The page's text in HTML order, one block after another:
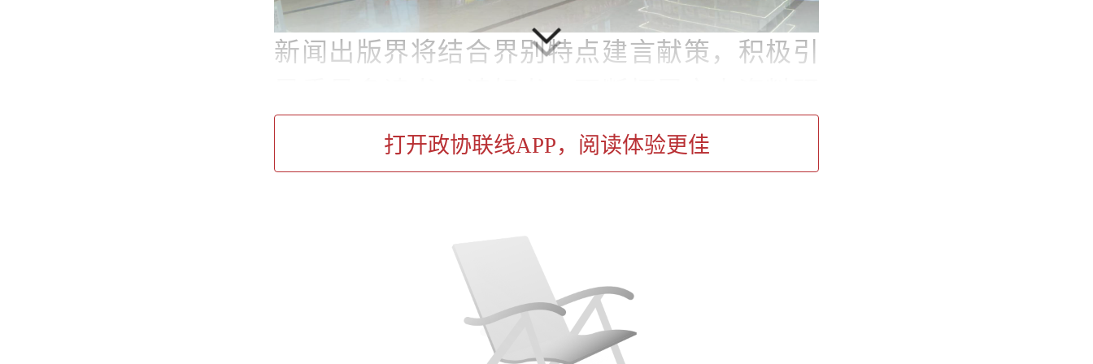
新闻出版界将结合界别特点建言献策，积极引
究利用效能，深化界别工作室内涵建设。积极
开展委员履职“服务为民”活动，努力把界别委员
群众的渠道、协商议政建言的平台和学习交流
市政协常委，学习文史委主任姜迅、市政协学
打开政协联线APP，阅读体验更佳